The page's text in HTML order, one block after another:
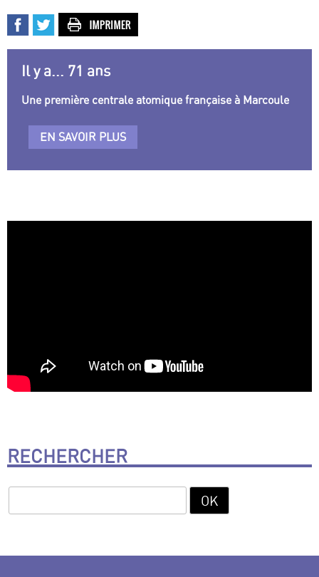
Il y a... 71 ans
Une première centrale atomique française à Marcoule
EN SAVOIR PLUS
RECHERCHER